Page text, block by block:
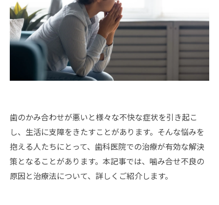
歯のかみ合わせが悪いと様々な不快な症状を引き起こ
し、生活に支障をきたすことがあります。そんな悩みを
抱える人たちにとって、歯科医院での治療が有効な解決
策となることがあります。本記事では、噛み合せ不良の
原因と治療法について、詳しくご紹介します。